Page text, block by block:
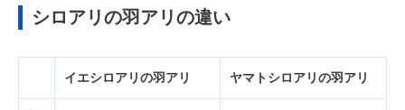
シロアリの羽アリの違い
イエシロアリの羽アリ ヤマトシロアリの羽アリ